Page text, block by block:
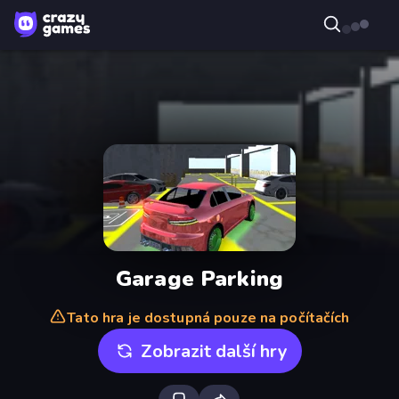
Garage Parking
Tato hra je dostupná pouze na počítačích
Zobrazit další hry